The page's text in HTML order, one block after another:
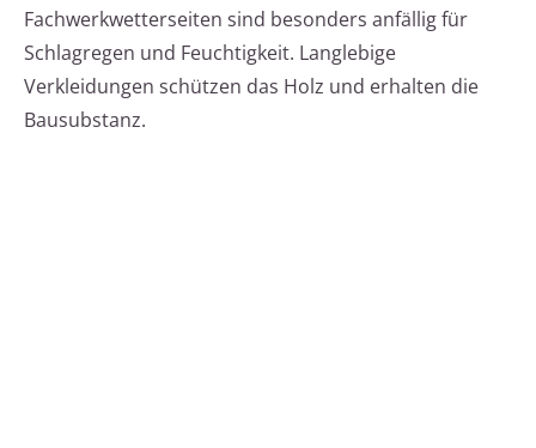
Fachwerkwetterseiten sind besonders anfällig für
Schlagregen und Feuchtigkeit. Langlebige
Verkleidungen schützen das Holz und erhalten die
Bausubstanz.